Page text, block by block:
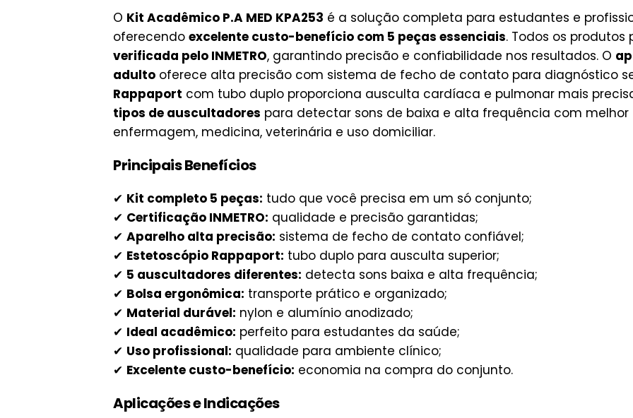
O Kit Acadêmico P.A MED KPA253 é a solução completa para estudantes e
oferecendo excelente custo-benefício com 5 peças essenciais. Todos os
verificada pelo INMETRO, garantindo precisão e confiabilidade nos resultados. O
adulto oferece alta precisão com sistema de fecho de contato para diagnóstico
Rappaport com tubo duplo proporciona ausculta cardíaca e pulmonar mais
tipos de auscultadores para detectar sons de baixa e alta frequência com
enfermagem, medicina, veterinária e uso domiciliar.
Principais Benefícios
✔ Kit completo 5 peças: tudo que você precisa em um só conjunto;
✔ Certificação INMETRO: qualidade e precisão garantidas;
✔ Aparelho alta precisão: sistema de fecho de contato confiável;
✔ Estetoscópio Rappaport: tubo duplo para ausculta superior;
✔ 5 auscultadores diferentes: detecta sons baixa e alta frequência;
✔ Bolsa ergonômica: transporte prático e organizado;
✔ Material durável: nylon e alumínio anodizado;
✔ Ideal acadêmico: perfeito para estudantes da saúde;
✔ Uso profissional: qualidade para ambiente clínico;
✔ Excelente custo-benefício: economia na compra do conjunto.
Aplicações e Indicações